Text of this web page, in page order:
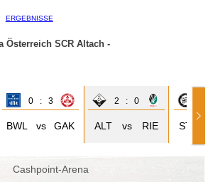
ERGEBNISSE
Österreich SCR Altach -
0 : 3
BWL vs GAK
2 : 0
ALT vs RIE STG
Cashpoint-Arena